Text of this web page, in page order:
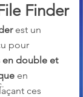
Finder
est un
pour
en double et
en
ces